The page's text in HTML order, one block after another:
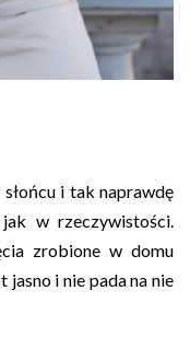
i tak naprawdę
w rzeczywistości.
zrobione w domu
jasno i nie pada na nie